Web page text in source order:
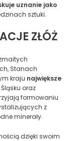
uznanie jako
sztuki.
ZŁÓŻ
Stanach
kraju największe
oraz
formowaniu
z
minerały.
dzięki swoim